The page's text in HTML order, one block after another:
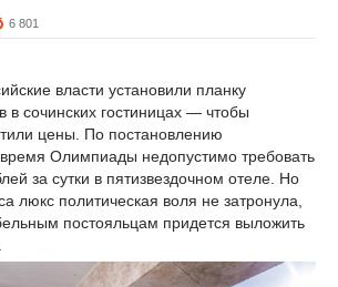
6 801
власти установили планку
в сочинских гостиницах — чтобы
цены. По постановлению
время Олимпиады недопустимо требовать
за сутки в пятизвездочном отеле. Но
люкс политическая воля не затронула,
постояльцам придется выложить